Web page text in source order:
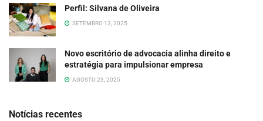
Perfil: Silvana de Oliveira
SETEMBRO 13, 2025
Novo escritório de advocacia alinha direito e
estratégia para impulsionar empresa
AGOSTO 23, 2025
Notícias recentes